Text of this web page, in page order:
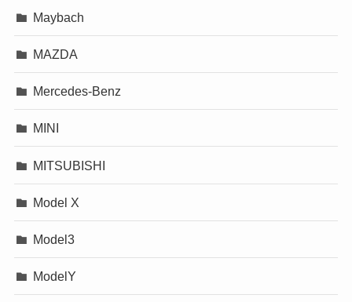
Maybach
MAZDA
Mercedes-Benz
MINI
MITSUBISHI
Model X
Model3
ModelY